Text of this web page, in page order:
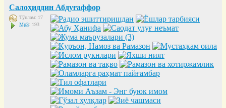
Салоҳиддин Абдуғаффор
Тўплам: 17
Mp3: 193